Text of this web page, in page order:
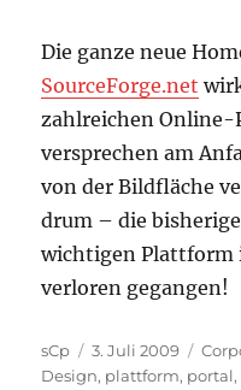
Die ganze neue
SourceForge.net
zahlreichen Online-
versprechen am
von der Bildfläche
drum – die
wichtigen Plattform
verloren gegangen!
Autor
sCp
Veröffentlicht
am
3. Juli 2009
Design, plattform, portal,